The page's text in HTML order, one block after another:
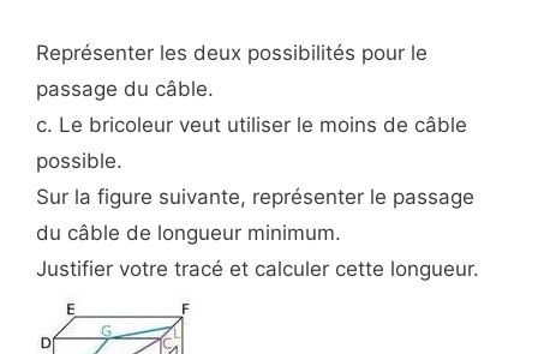
Représenter les deux possibilités pour le
passage du câble.
c. Le bricoleur veut utiliser le moins de câble
possible.
Sur la figure suivante, représenter le passage
du câble de longueur minimum.
Justifier votre tracé et calculer cette longueur.